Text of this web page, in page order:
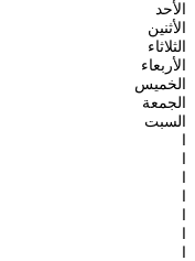
الأحد
الأثنين
الثلاثاء
الأربعاء
الخميس
الجمعة
السبت